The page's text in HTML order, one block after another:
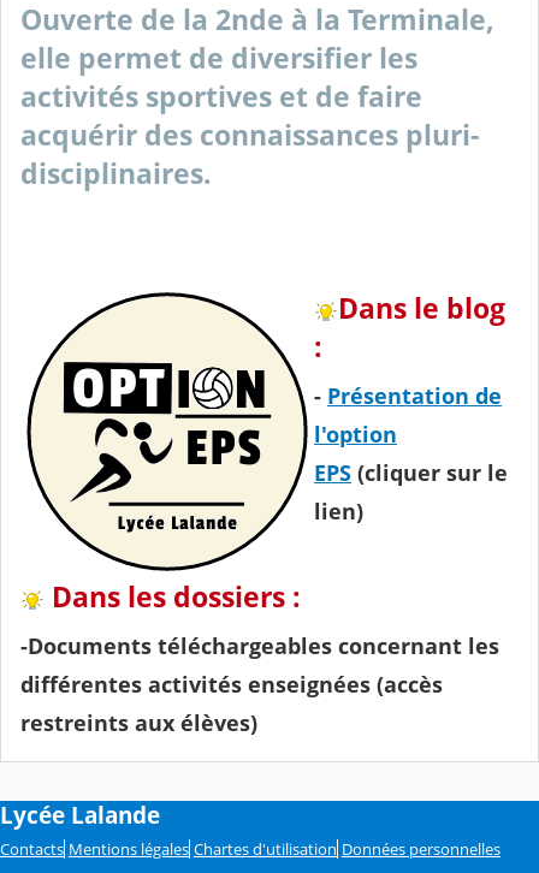
Ouverte de la 2nde à la Terminale,
elle permet de diversifier les
activités sportives et de faire
acquérir des connaissances pluri-
disciplinaires.
Dans le blog
:
- Présentation de
l'option
EPS (cliquer sur le
lien)
Dans les dossiers :
-Documents téléchargeables concernant les
différentes activités enseignées (accès
restreints aux élèves)
Lycée Lalande
Contacts Mentions légales Chartes d'utilisation Données personnelles